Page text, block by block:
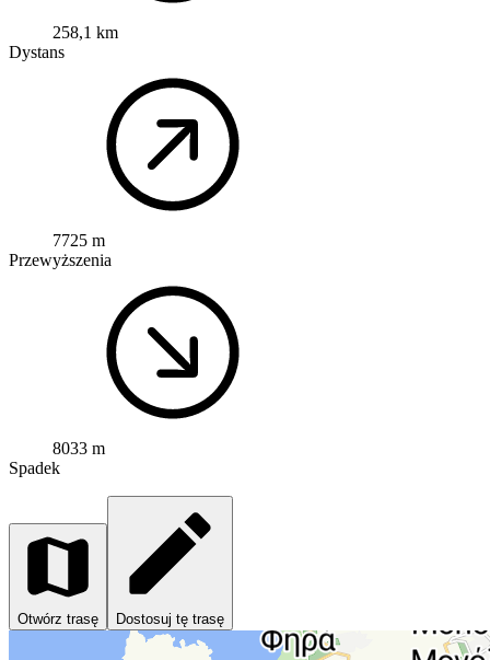
258,1 km
Dystans
7725 m
Przewyższenia
8033 m
Spadek
Otwórz trasę Dostosuj tę trasę